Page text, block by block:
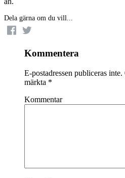
Dela gärna om du vill...
Kommentera
E-postadressen publiceras inte.
märkta *
Kommentar